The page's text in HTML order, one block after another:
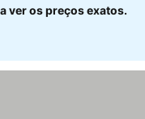
ver os preços exatos.